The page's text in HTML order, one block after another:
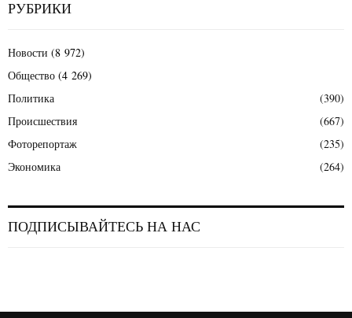
РУБРИКИ
Новости (8 972)
Общество (4 269)
Политика
(390)
Происшествия
(667)
Фоторепортаж
(235)
Экономика
(264)
ПОДПИСЫВАЙТЕСЬ НА НАС